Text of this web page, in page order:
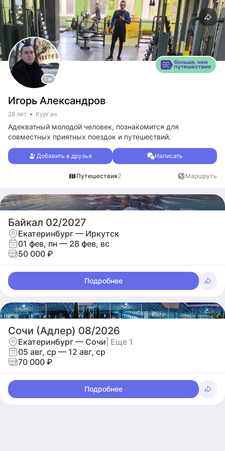
1 м
Игорь Александров
28 лет Курган
Адекватный молодой человек, познакомится для
совместных приятных поездок и путешествий.
Добавить в друзья Написать
Путешествия2 Маршруты
Байкал 02/2027
Екатеринбург — Иркутск
01 фев, пн — 28 фев, вс
50 000 ₽
Подробнее
Сочи (Адлер) 08/2026
Екатеринбург — Сочи | Еще 1
05 авг, ср — 12 авг, ср
70 000 ₽
Подробнее